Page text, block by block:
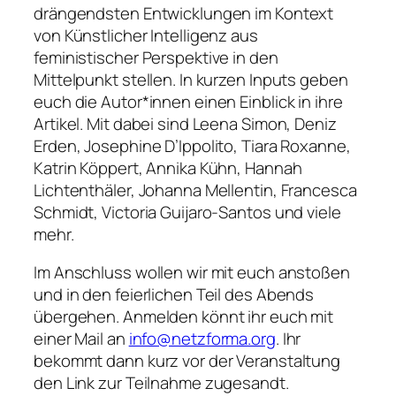
drängendsten Entwicklungen im Kontext
von Künstlicher Intelligenz aus
feministischer Perspektive in den
Mittelpunkt stellen. In kurzen Inputs geben
euch die Autor*innen einen Einblick in ihre
Artikel. Mit dabei sind Leena Simon, Deniz
Erden, Josephine D’Ippolito, Tiara Roxanne,
Katrin Köppert, Annika Kühn, Hannah
Lichtenthäler, Johanna Mellentin, Francesca
Schmidt, Victoria Guijaro-Santos und viele
mehr.
Im Anschluss wollen wir mit euch anstoßen
und in den feierlichen Teil des Abends
übergehen. Anmelden könnt ihr euch mit
einer Mail an info@netzforma.org. Ihr
bekommt dann kurz vor der Veranstaltung
den Link zur Teilnahme zugesandt.